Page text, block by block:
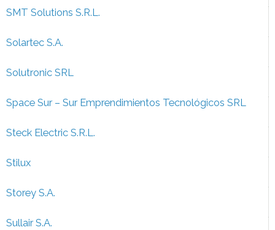
SMT Solutions S.R.L.
Solartec S.A.
Solutronic SRL
Space Sur – Sur Emprendimientos Tecnológicos SRL
Steck Electric S.R.L.
Stilux
Storey S.A.
Sullair S.A.